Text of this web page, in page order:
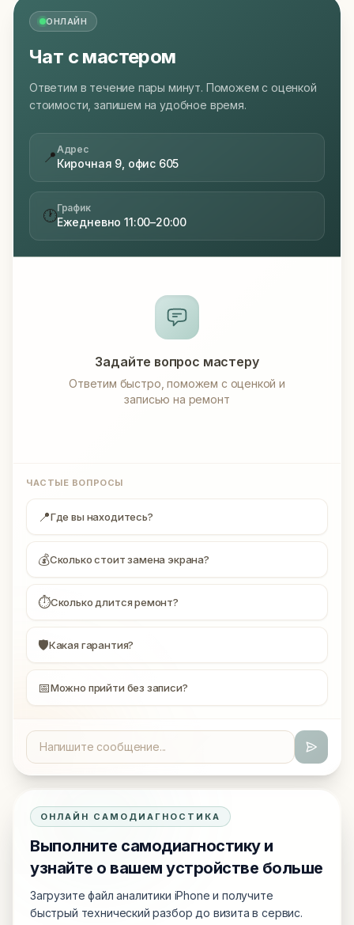
ОНЛАЙН
Чат с мастером
Ответим в течение пары минут. Поможем с оценкой
стоимости, запишем на удобное время.
📍Адрес
Кирочная 9, офис 605
🕐График
Ежедневно 11:00–20:00
Задайте вопрос мастеру
Ответим быстро, поможем с оценкой и
записью на ремонт
ЧАСТЫЕ ВОПРОСЫ
📍Где вы находитесь?
💰Сколько стоит замена экрана?
⏱Сколько длится ремонт?
🛡Какая гарантия?
📅Можно прийти без записи?
ОНЛАЙН САМОДИАГНОСТИКА
Выполните самодиагностику и
узнайте о вашем устройстве больше
Загрузите файл аналитики iPhone и получите
быстрый технический разбор до визита в сервис.